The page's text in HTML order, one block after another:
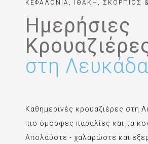
ΚΕΦΑΛΟΝΙΑ, ΙΘΑΚΗ, ΣΚΟΡΠΙΟΣ
Ημερήσιες
στη Λευκάδα
Καθημερινές κρουαζιέρες στη
πιο όμορφες παραλίες και τα
Απολαύστε - χαλαρώστε και